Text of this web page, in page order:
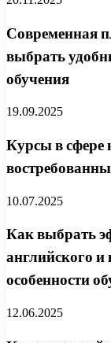
Современная
выбрать
обучения
19.09.2025
Курсы в сфере
10.07.2025
Как выбрать
английского и
особенности
12.06.2025